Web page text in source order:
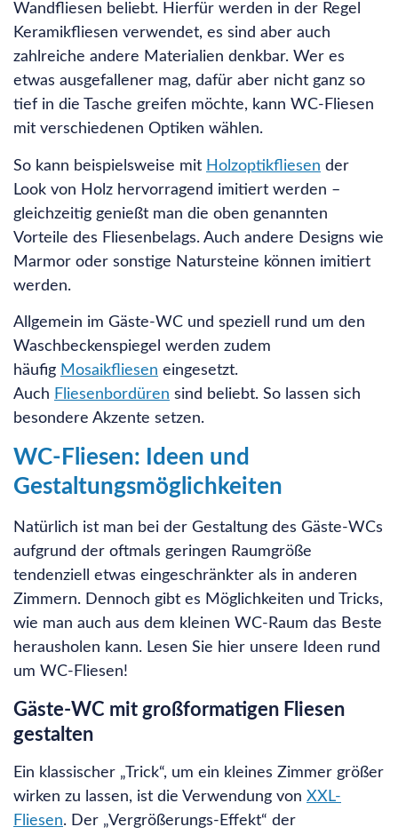
Wandfliesen beliebt. Hierfür werden in der Regel
Keramikfliesen verwendet, es sind aber auch
zahlreiche andere Materialien denkbar. Wer es
etwas ausgefallener mag, dafür aber nicht ganz so
tief in die Tasche greifen möchte, kann WC-Fliesen
mit verschiedenen Optiken wählen.
So kann beispielsweise mit Holzoptikfliesen der
Look von Holz hervorragend imitiert werden –
gleichzeitig genießt man die oben genannten
Vorteile des Fliesenbelags. Auch andere Designs wie
Marmor oder sonstige Natursteine können imitiert
werden.
Allgemein im Gäste-WC und speziell rund um den
Waschbeckenspiegel werden zudem
häufig Mosaikfliesen eingesetzt.
Auch Fliesenbordüren sind beliebt. So lassen sich
besondere Akzente setzen.
WC-Fliesen: Ideen und
Gestaltungsmöglichkeiten
Natürlich ist man bei der Gestaltung des Gäste-WCs
aufgrund der oftmals geringen Raumgröße
tendenziell etwas eingeschränkter als in anderen
Zimmern. Dennoch gibt es Möglichkeiten und Tricks,
wie man auch aus dem kleinen WC-Raum das Beste
herausholen kann. Lesen Sie hier unsere Ideen rund
um WC-Fliesen!
Gäste-WC mit großformatigen Fliesen
gestalten
Ein klassischer „Trick“, um ein kleines Zimmer größer
wirken zu lassen, ist die Verwendung von XXL-
Fliesen. Der „Vergrößerungs-Effekt“ der